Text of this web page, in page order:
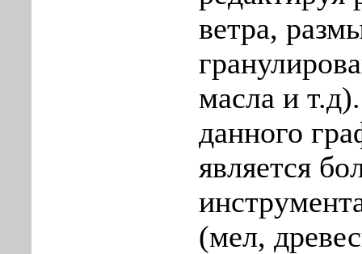
ветра,
масла и
данного
является
(мел,